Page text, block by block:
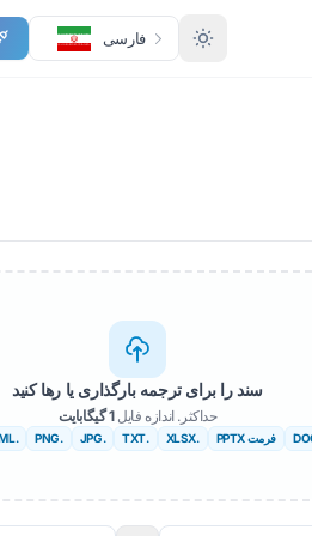
فارسی
سند را برای ترجمه بارگذاری یا رها کنید
حداکثر. اندازه فایل1 گیگابایت
فرمت PPTX .XLSX
.TXT
.JPG
.PNG
.IDML